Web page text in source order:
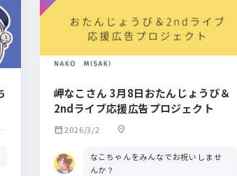
岬なこさん 3月8日おたんじょうび＆
2ndライブ応援広告プロジェクト
calendar_month2026/3/2 location_on
なこちゃんをみんなでお祝いしませ
んか？